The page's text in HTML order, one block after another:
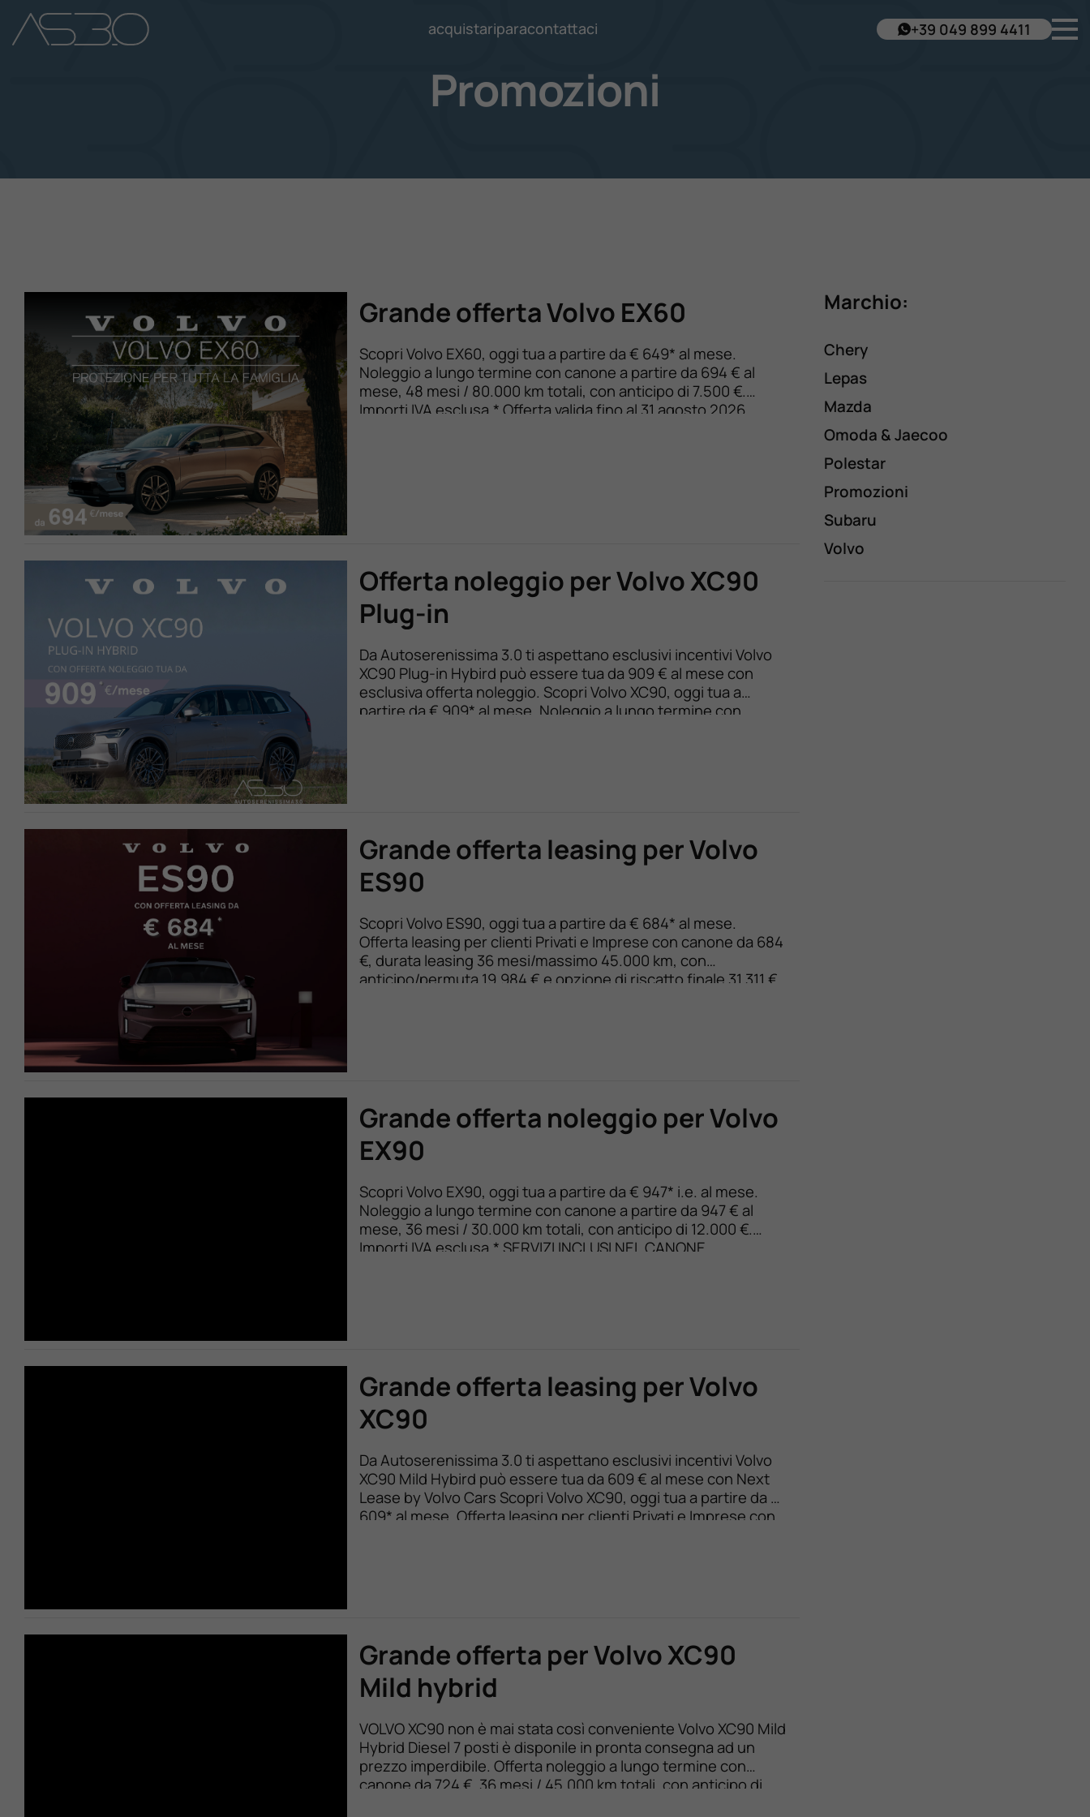
Auto Usate
Novità Sui Nostri Veicoli
Lavora Con Noi
Contattaci
acquistariparacontattaci +39 049 899 4411
Promozioni
Grande offerta Volvo EX60
Scopri Volvo EX60, oggi tua a partire da € 649* al mese.
Noleggio a lungo termine con canone a partire da 694 € al
mese, 48 mesi / 80.000 km totali, con anticipo di 7.500 €.
Importi IVA esclusa.* Offerta valida fino al 31 agosto 2026.
Offerta noleggio per Volvo XC90
Plug-in
Da Autoserenissima 3.0 ti aspettano esclusivi incentivi Volvo
XC90 Plug-in Hybird può essere tua da 909 € al mese con
esclusiva offerta noleggio. Scopri Volvo XC90, oggi tua a
partire da € 909* al mese. Noleggio a lungo termine con
Grande offerta leasing per Volvo
ES90
Scopri Volvo ES90, oggi tua a partire da € 684* al mese.
Offerta leasing per clienti Privati e Imprese con canone da 684
€, durata leasing 36 mesi/massimo 45.000 km, con
anticipo/permuta 19.984 € e opzione di riscatto finale 31.311 €.
Grande offerta noleggio per Volvo
EX90
Scopri Volvo EX90, oggi tua a partire da € 947* i.e. al mese.
Noleggio a lungo termine con canone a partire da 947 € al
mese, 36 mesi / 30.000 km totali, con anticipo di 12.000 €.
Importi IVA esclusa.* SERVIZI INCLUSI NEL CANONE
Grande offerta leasing per Volvo
XC90
Da Autoserenissima 3.0 ti aspettano esclusivi incentivi Volvo
XC90 Mild Hybird può essere tua da 609 € al mese con Next
Lease by Volvo Cars Scopri Volvo XC90, oggi tua a partire da €
609* al mese. Offerta leasing per clienti Privati e Imprese con
Grande offerta per Volvo XC90
Mild hybrid
VOLVO XC90 non è mai stata così conveniente Volvo XC90 Mild
Hybrid Diesel 7 posti è disponile in pronta consegna ad un
prezzo imperdibile. Offerta noleggio a lungo termine con
canone da 724 €, 36 mesi / 45.000 km totali, con anticipo di
Marchio:
Chery
Lepas
Mazda
Omoda & Jaecoo
Polestar
Promozioni
Subaru
Volvo